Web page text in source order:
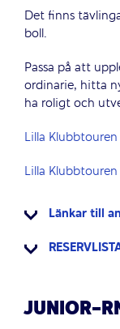
Det finns
boll.
Passa på att
ordinarie, hitta
ha roligt och
Lilla
Lilla
Länkar till
JUNIOR-